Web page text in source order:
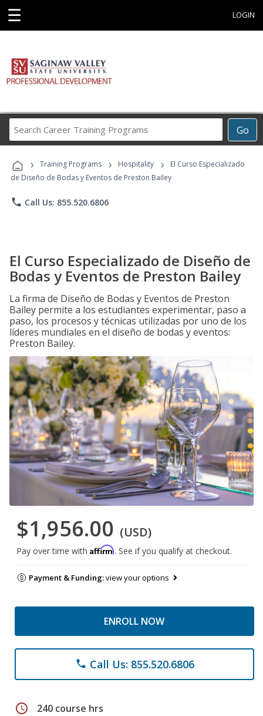
☰ LOGIN
Go
Career
Programs
› Training Programs › Hospitality ›
El Curso Especializado
de Diseño de Bodas y Eventos de Preston Bailey
phone Call Us: 855.520.6806
El Curso Especializado de Diseño de
Bodas y Eventos de Preston Bailey
La firma de Diseño de Bodas y Eventos de Preston
Bailey permite a los estudiantes experimentar, paso a
paso, los procesos y técnicas utilizadas por uno de los
líderes mundiales en el diseño de bodas y eventos:
Preston Bailey.
$1,956.00 (USD)
Pay over time with Affirm. See if you qualify at checkout.
Payment & Funding:view your options
ENROLL NOW
phone Call Us: 855.520.6806
schedule 240 course hrs